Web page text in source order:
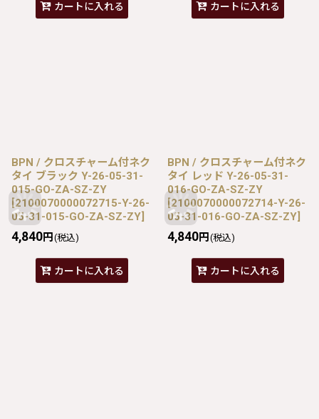
カートに入れる カートに入れる
BPN / クロスチャーム付ネク
タイ ブラック Y-26-05-31-
015-GO-ZA-SZ-ZY
[2100070000072715-Y-26-
05-31-015-GO-ZA-SZ-ZY]
4,840円 (税込)
カートに入れる
BPN / クロスチャーム付ネク
タイ レッド Y-26-05-31-
016-GO-ZA-SZ-ZY
[2100070000072714-Y-26-
05-31-016-GO-ZA-SZ-ZY]
4,840円 (税込)
カートに入れる